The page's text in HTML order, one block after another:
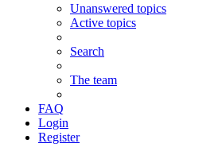
Unanswered topics
Active topics
Search
The team
FAQ
Login
Register